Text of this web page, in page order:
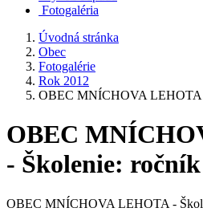
Fotogaléria
Úvodná stránka
Obec
Fotogalérie
Rok 2012
OBEC MNÍCHOVA LEHOTA
OBEC
- Školenie: ročník
OBEC MNÍCHOVA LEHOTA -